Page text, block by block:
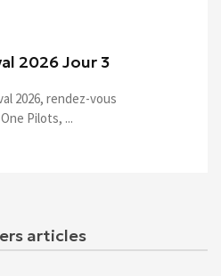
2026 Jour 3
2026, rendez-vous
Pilots, ...
articles